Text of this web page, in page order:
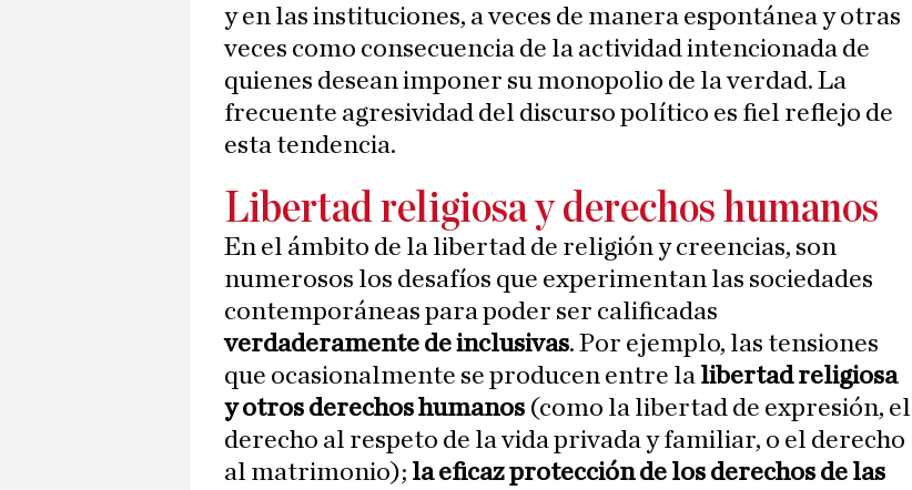
y en las instituciones, a veces de manera espontánea y otras
veces como consecuencia de la actividad intencionada de
quienes desean imponer su monopolio de la verdad. La
frecuente agresividad del discurso político es fiel reflejo de
esta tendencia.
Libertad religiosa y derechos humanos
En el ámbito de la libertad de religión y creencias, son
numerosos los desafíos que experimentan las sociedades
contemporáneas para poder ser calificadas
verdaderamente de inclusivas. Por ejemplo, las tensiones
que ocasionalmente se producen entre la libertad religiosa
y otros derechos humanos (como la libertad de expresión, el
derecho al respeto de la vida privada y familiar, o el derecho
al matrimonio); la eficaz protección de los derechos de las